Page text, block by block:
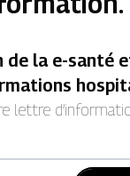
de la e-santé
lettre